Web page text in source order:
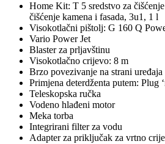
Home Kit: T 5 sredstvo za
čišćenje kamena i fasada, 3u1, 1 l
Visokotlačni pištolj: G 160 Q
Vario Power Jet
Blaster za prljavštinu
Visokotlačno crijevo: 8 m
Brzo povezivanje na strani uređaja
Primjena deterdženta putem: Plug
Teleskopska ručka
Vodeno hlađeni motor
Meka torba
Integrirani filter za vodu
Adapter za priključak za vrtno